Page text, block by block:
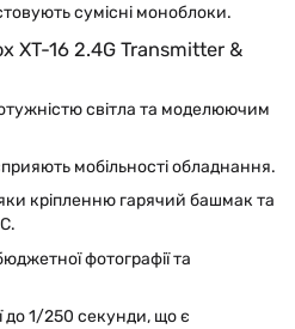
сумісні моноблоки.
XT-16 2.4G Transmitter &
світла та моделюючим
мобільності обладнання.
кріпленню гарячий башмак та
фотографії та
до 1/250 секунди, що є